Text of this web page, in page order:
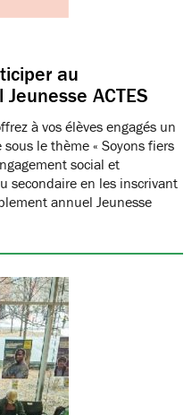
au
ACTES
à vos élèves engagés un
le thème « Soyons fiers
social et
secondaire en les inscrivant
annuel Jeunesse